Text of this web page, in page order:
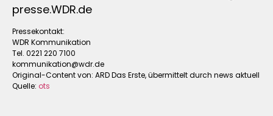
presse.WDR.de
Pressekontakt:
WDR Kommunikation
Tel. 0221 220 7100
kommunikation@wdr.de
Original-Content von: ARD Das Erste, übermittelt durch news aktuell
Quelle: ots